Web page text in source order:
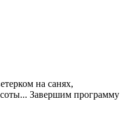
на санях,
Завершим программу